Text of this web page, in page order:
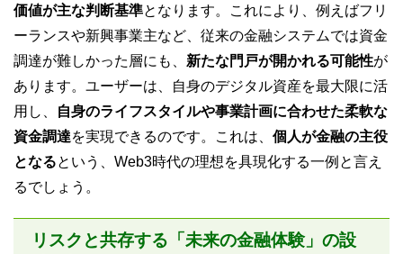
価値が主な判断基準となります。これにより、例えばフリ
ーランスや新興事業主など、従来の金融システムでは資金
調達が難しかった層にも、 新たな門戸が開かれる可能性が
あります。ユーザーは、自身のデジタル資産を最大限に活
用し、
自身のライフスタイルや事業計画に合わせた柔軟な
資金調達を実現できるのです。これは、 個人が金融の主役
となるという、Web3時代の理想を具現化する一例と言え
るでしょう。
リスクと共存する「未来の金融体験」の設